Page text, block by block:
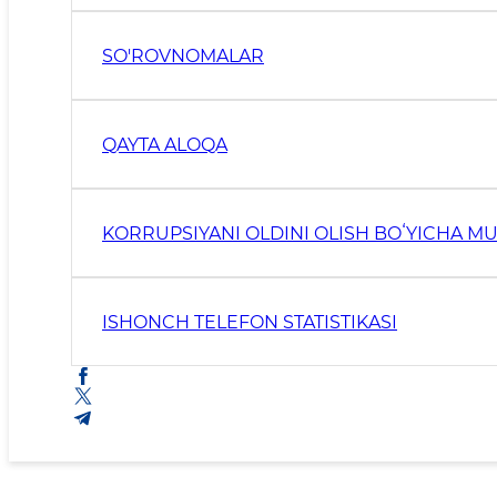
SO'ROVNOMALAR
QAYTA ALOQA
KORRUPSIYANI OLDINI OLISH BOʻYICHA
ISHONCH TELEFON STATISTIKASI